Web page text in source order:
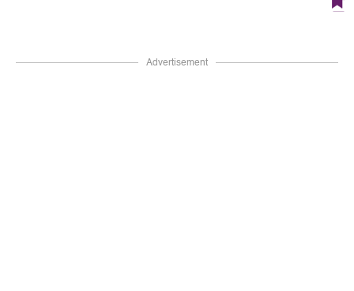
Advertisement